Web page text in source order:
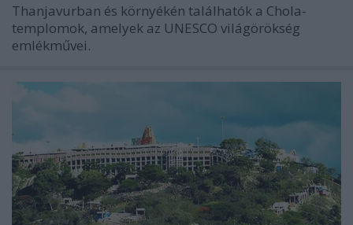
Thanjavurban és környékén találhatók a Chola-
templomok, amelyek az UNESCO világörökség
emlékművei.